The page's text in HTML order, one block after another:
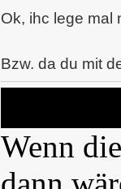
Ok, ihc lege mal
Bzw. da du mit
Wenn